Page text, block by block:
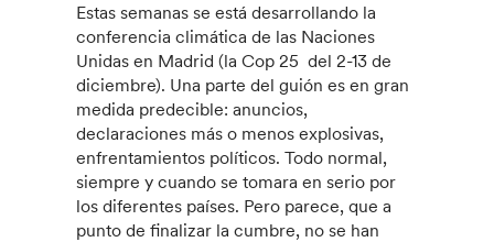
Estas semanas se está desarrollando la
conferencia climática de las Naciones
Unidas en Madrid (la Cop 25 del 2-13 de
diciembre). Una parte del guión es en gran
medida predecible: anuncios,
declaraciones más o menos explosivas,
enfrentamientos políticos. Todo normal,
siempre y cuando se tomara en serio por
los diferentes países. Pero parece, que a
punto de finalizar la cumbre, no se han